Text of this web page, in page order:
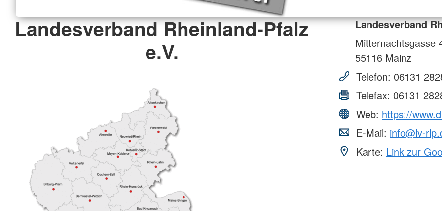
Landesverband Rheinland-Pfalz
e.V.
Landesverband
Mitternachtsgasse
55116 Mainz
Telefon: 06131
Telefax: 06131
Web: https://
E-Mail: info@lv-
Karte: Link zur